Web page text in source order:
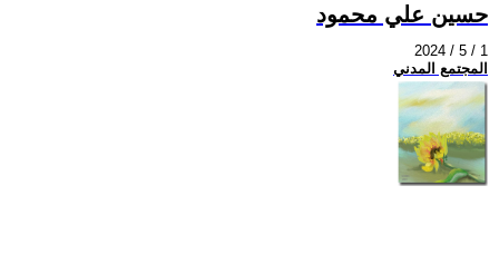
حسين علي محمود
2024 / 5 / 1
المجتمع المدني